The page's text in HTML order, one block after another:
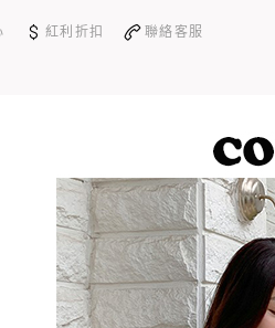
紅利折扣 聯絡客服